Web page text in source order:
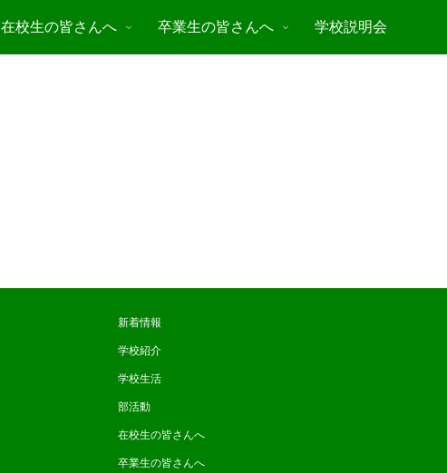
在校生の皆さんへ 卒業生の皆さんへ 学校説明会
新着情報
学校紹介
学校生活
部活動
在校生の皆さんへ
卒業生の皆さんへ